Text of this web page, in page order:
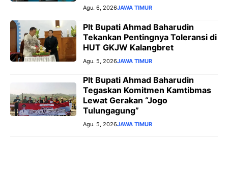
Agu. 6, 2026JAWA TIMUR
Plt Bupati Ahmad Baharudin
Tekankan Pentingnya Toleransi di
HUT GKJW Kalangbret
Agu. 5, 2026JAWA TIMUR
Plt Bupati Ahmad Baharudin
Tegaskan Komitmen Kamtibmas
Lewat Gerakan “Jogo
Tulungagung”
Agu. 5, 2026JAWA TIMUR